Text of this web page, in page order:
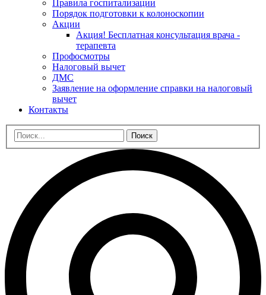
Правила госпитализации
Порядок подготовки к колоноскопии
Акции
Акция! Бесплатная консультация врача -
терапевта
Профосмотры
Налоговый вычет
ДМС
Заявление на оформление справки на налоговый
вычет
Контакты